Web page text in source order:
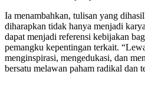
Ia menambahkan, tulisan yang
diharapkan tidak hanya menjadi
dapat menjadi referensi kebijakan
pemangku kepentingan terkait.
menginspirasi, mengedukasi, dan
bersatu melawan paham radikal dan